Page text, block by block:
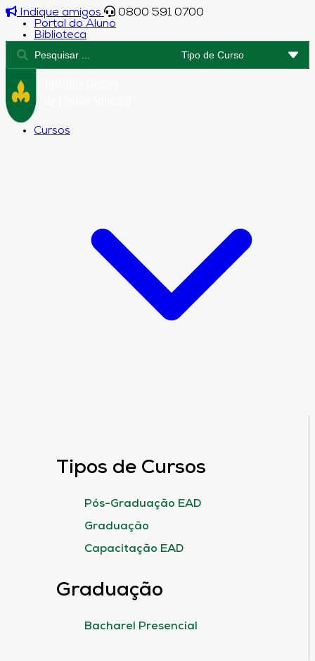
Indique amigos
0800 591 0700
Portal do Aluno
Biblioteca
Cursos
Tipos de Cursos
Pós-Graduação EAD
Graduação
Capacitação EAD
Graduação
Bacharel Presencial